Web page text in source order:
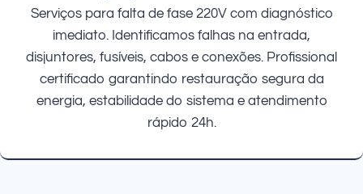
Serviços para falta de fase 220V com diagnóstico
imediato. Identificamos falhas na entrada,
disjuntores, fusíveis, cabos e conexões. Profissional
certificado garantindo restauração segura da
energia, estabilidade do sistema e atendimento
rápido 24h.